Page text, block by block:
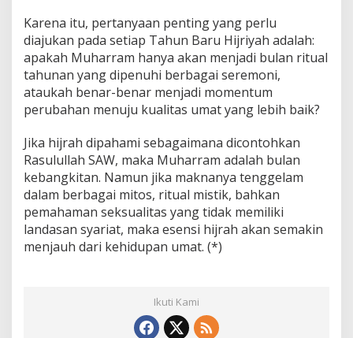
Karena itu, pertanyaan penting yang perlu
diajukan pada setiap Tahun Baru Hijriyah adalah:
apakah Muharram hanya akan menjadi bulan ritual
tahunan yang dipenuhi berbagai seremoni,
ataukah benar-benar menjadi momentum
perubahan menuju kualitas umat yang lebih baik?
Jika hijrah dipahami sebagaimana dicontohkan
Rasulullah SAW, maka Muharram adalah bulan
kebangkitan. Namun jika maknanya tenggelam
dalam berbagai mitos, ritual mistik, bahkan
pemahaman seksualitas yang tidak memiliki
landasan syariat, maka esensi hijrah akan semakin
menjauh dari kehidupan umat. (*)
Ikuti Kami